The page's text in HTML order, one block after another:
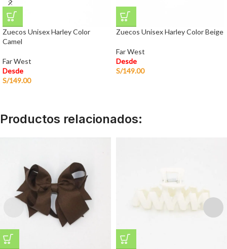
Zuecos Unisex Harley Color
Camel
Far West
Desde
S/149.00
Zuecos Unisex Harley Color Beige
Far West
Desde
S/149.00
Productos relacionados: